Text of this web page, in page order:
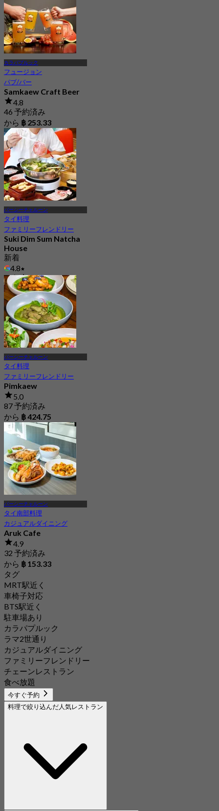
から฿ 799
カラパプルック
フュージョン
パブ/バー
Samkaew Craft Beer
4.8
46 予約済み
から ฿ 253.33
パーシーチャルーン
タイ料理
ファミリーフレンドリー
Suki Dim Sum Natcha
House
新着
4.8
から฿ 297.5
パーシーチャルーン
タイ料理
ファミリーフレンドリー
Pimkaew
5.0
87 予約済み
から ฿ 424.75
パーシーチャルーン
タイ南部料理
カジュアルダイニング
Aruk Cafe
4.9
32 予約済み
から ฿ 153.33
タグ
MRT駅近く
車椅子対応
BTS駅近く
駐車場あり
カラパプルック
ラマ2世通り
カジュアルダイニング
ファミリーフレンドリー
チェーンレストラン
食べ放題
今すぐ予約
料理で絞り込んだ人気レストラン